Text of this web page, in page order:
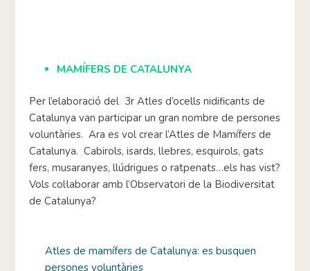
MAMÍFERS DE CATALUNYA
Per l’elaboració del 3r Atles d’ocells nidificants de
Catalunya van participar un gran nombre de persones
voluntàries. Ara es vol crear l’Atles de Mamífers de
Catalunya. Cabirols, isards, llebres, esquirols, gats
fers, musaranyes, llúdrigues o ratpenats…els has vist?
Vols col·laborar amb l’Observatori de la Biodiversitat
de Catalunya?
Atles de mamífers de Catalunya: es busquen
persones voluntàries